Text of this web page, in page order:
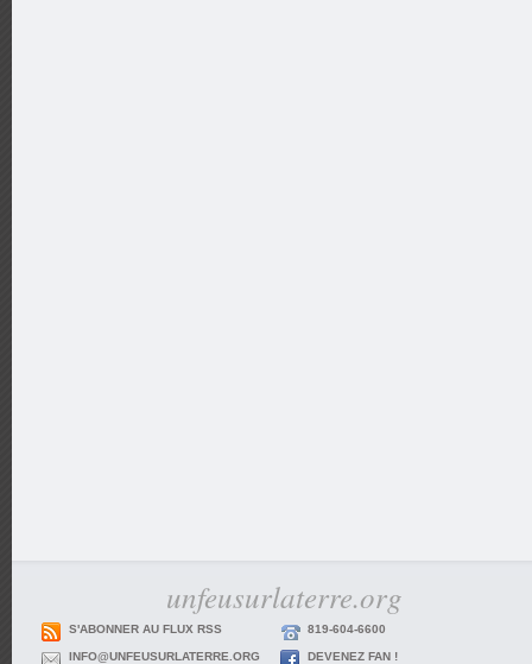
unfeusurlaterre.org
S'ABONNER AU FLUX RSS 819-604-6600
INFO@UNFEUSURLATERRE.ORG DEVENEZ FAN !